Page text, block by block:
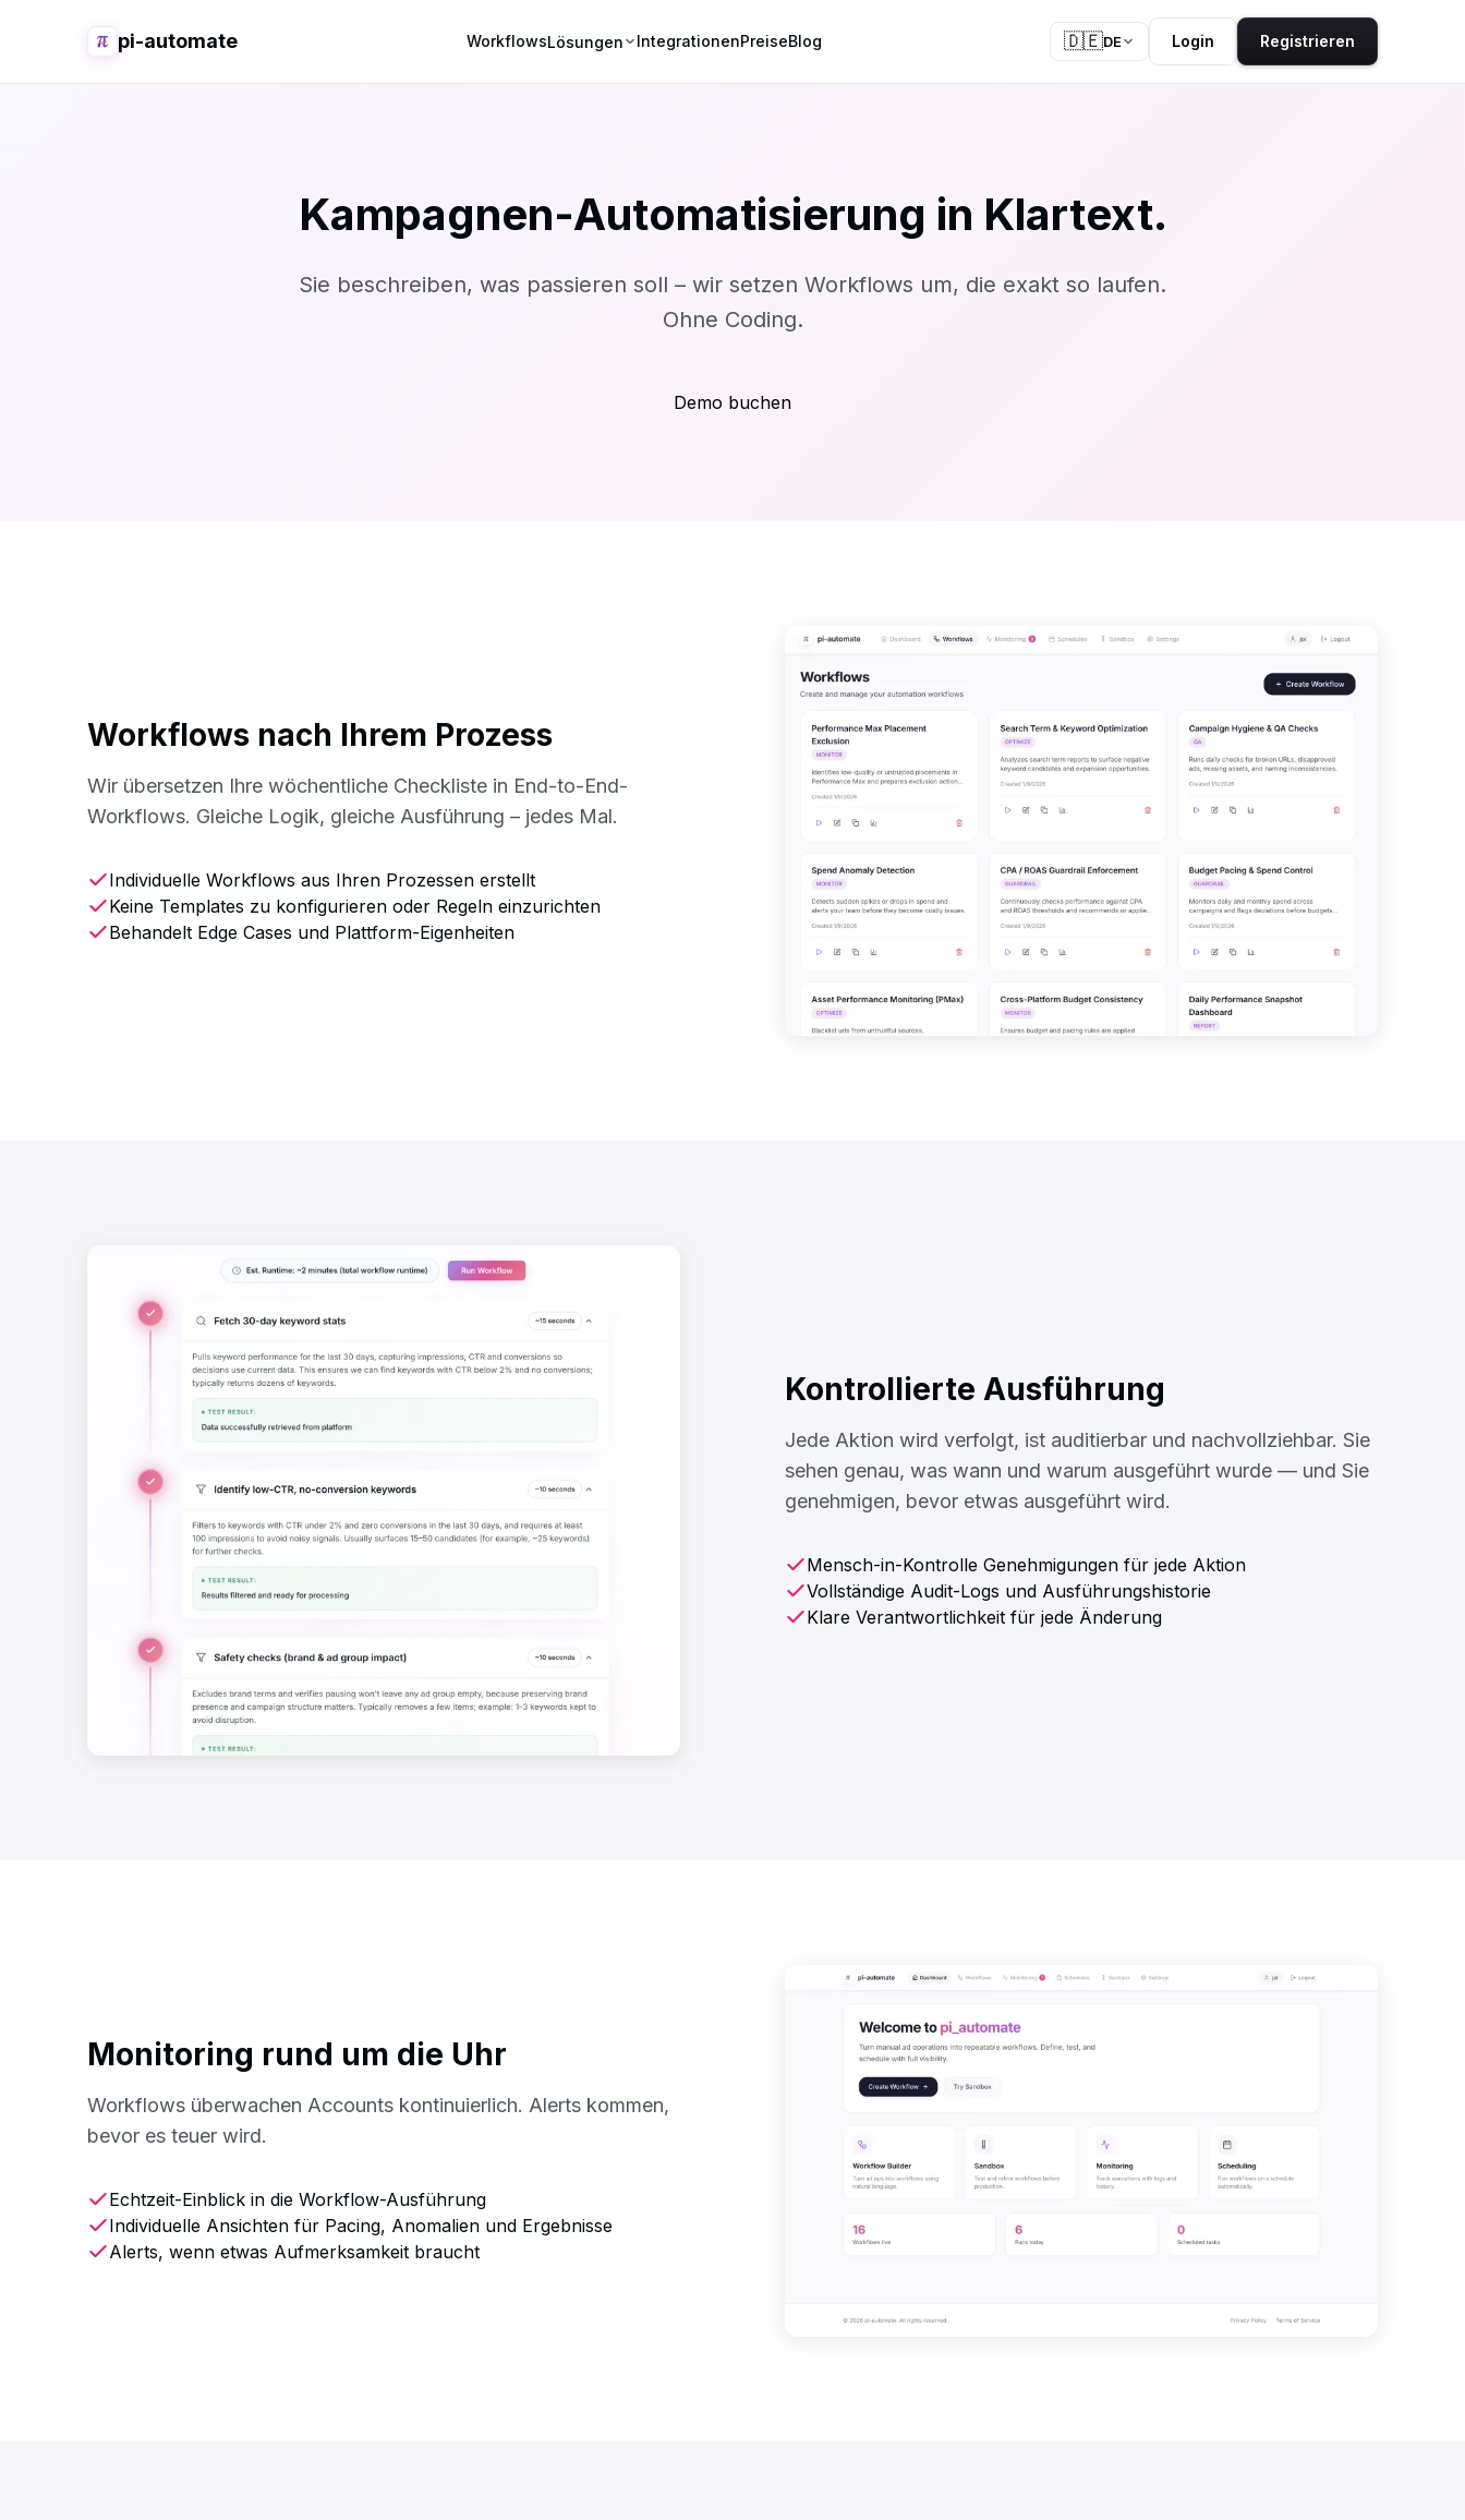
pi-automate WorkflowsLösungen IntegrationenPreiseBlog 🇩🇪DE Login Registrieren
Kampagnen-Automatisierung in Klartext.
Sie beschreiben, was passieren soll – wir setzen Workflows um, die exakt so laufen.
Ohne Coding.
Demo buchen
Workflows nach Ihrem Prozess
Wir übersetzen Ihre wöchentliche Checkliste in End-to-End-
Workflows. Gleiche Logik, gleiche Ausführung – jedes Mal.
Individuelle Workflows aus Ihren Prozessen erstellt
Keine Templates zu konfigurieren oder Regeln einzurichten
Behandelt Edge Cases und Plattform-Eigenheiten
Kontrollierte Ausführung
Jede Aktion wird verfolgt, ist auditierbar und nachvollziehbar. Sie
sehen genau, was wann und warum ausgeführt wurde — und Sie
genehmigen, bevor etwas ausgeführt wird.
Mensch-in-Kontrolle Genehmigungen für jede Aktion
Vollständige Audit-Logs und Ausführungshistorie
Klare Verantwortlichkeit für jede Änderung
Monitoring rund um die Uhr
Workflows überwachen Accounts kontinuierlich. Alerts kommen,
bevor es teuer wird.
Echtzeit-Einblick in die Workflow-Ausführung
Individuelle Ansichten für Pacing, Anomalien und Ergebnisse
Alerts, wenn etwas Aufmerksamkeit braucht